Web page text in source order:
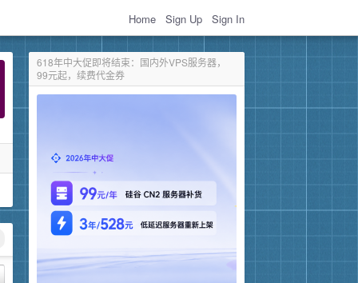
Home Sign Up Sign In
618年中大促即将结束：国内外VPS服务器，
99元起，续费代金券